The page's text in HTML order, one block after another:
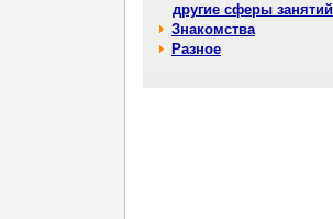
другие сферы занятий
Знакомства
Разное